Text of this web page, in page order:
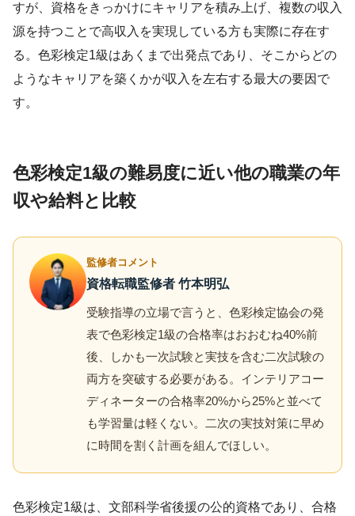
すが、資格をきっかけにキャリアを積み上げ、複数の収入
源を持つことで高収入を実現している方も実際に存在す
る。色彩検定1級はあくまで出発点であり、そこからどの
ようなキャリアを築くかが収入を左右する最大の要因で
す。
色彩検定1級の難易度に近い他の職業の年
収や給料と比較
監修者コメント
資格転職監修者 竹本明弘
受験指導の立場で言うと、色彩検定協会の発
表で色彩検定1級の合格率はおおむね40%前
後、しかも一次試験と実技を含む二次試験の
両方を突破する必要がある。インテリアコー
ディネーターの合格率20%から25%と並べて
も学習量は軽くない。二次の実技対策に早め
に時間を割く計画を組んでほしい。
色彩検定1級は、文部科学省後援の公的資格であり、合格